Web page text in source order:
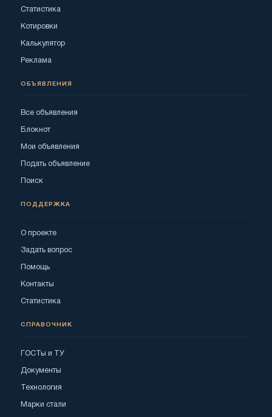
Статистика
Котировки
Калькулятор
Реклама
ОБЪЯВЛЕНИЯ
Все объявления
Блокнот
Мои объявления
Подать объявление
Поиск
ПОДДЕРЖКА
О проекте
Задать вопрос
Помощь
Контакты
Статистика
СПРАВОЧНИК
ГОСТы и ТУ
Документы
Технология
Марки стали